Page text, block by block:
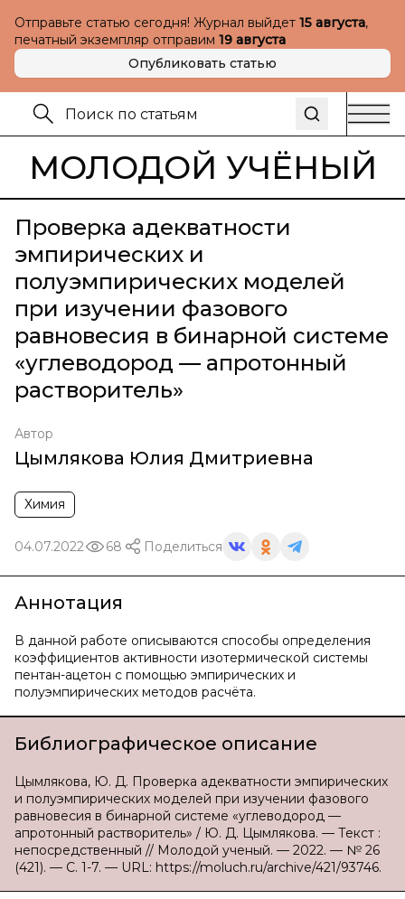
Отправьте статью сегодня! Журнал выйдет 15 августа,
печатный экземпляр отправим 19 августа
Опубликовать статью
МОЛОДОЙ УЧЁНЫЙ
Проверка адекватности
эмпирических и
полуэмпирических моделей
при изучении фазового
равновесия в бинарной системе
«углеводород — апротонный
растворитель»
Автор
Цымлякова Юлия Дмитриевна
Химия
04.07.2022 68 Поделиться
Аннотация
В данной работе описываются способы определения
коэффициентов активности изотермической системы
пентан-ацетон с помощью эмпирических и
полуэмпирических методов расчёта.
Библиографическое описание
Цымлякова, Ю. Д. Проверка адекватности эмпирических
и полуэмпирических моделей при изучении фазового
равновесия в бинарной системе «углеводород —
апротонный растворитель» / Ю. Д. Цымлякова. — Текст :
непосредственный // Молодой ученый. — 2022. — № 26
(421). — С. 1-7. — URL: https://moluch.ru/archive/421/93746.